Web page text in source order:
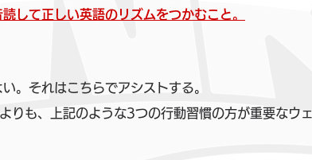
して正しい英語のリズムをつかむこと。
。それはこちらでアシストする。
りも、上記のような3つの行動習慣の方が重要なウェ